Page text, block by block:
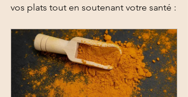
vos plats tout en soutenant votre santé :